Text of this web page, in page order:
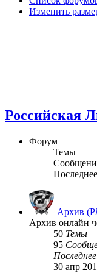
Изменить
Российская
Форум
Темы
Архив
Архив онлайн
50 Темы
95
30 апр